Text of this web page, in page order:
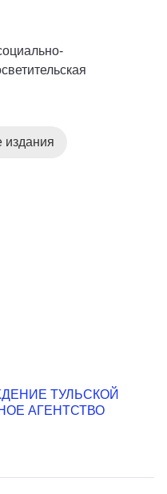
издания
ТУЛЬСКОЙ
АГЕНТСТВО